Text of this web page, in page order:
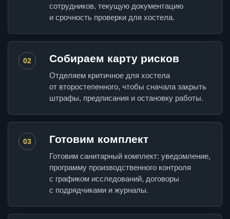
сотрудников, текущую документацию
и срочность проверки для хостела.
02 Собираем карту рисков
Отделяем критичное для хостела
от второстепенного, чтобы сначала закрыть
штрафы, предписания и остановку работы.
03 Готовим комплект
Готовим санитарный комплект: уведомление,
программу производственного контроля
с графиком исследований, договоры
с подрядчиками и журналы.